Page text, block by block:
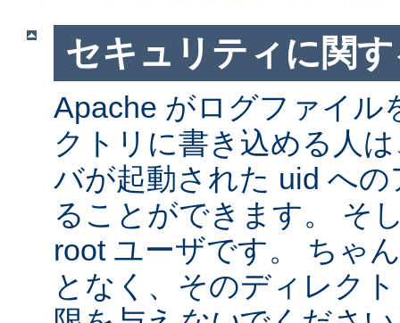
セキュリティに関
Apache がログファイル
クトリに書き込める人
バが起動された uid へ
ることができます。 そ
root ユーザです。 ちゃ
となく、そのディレク